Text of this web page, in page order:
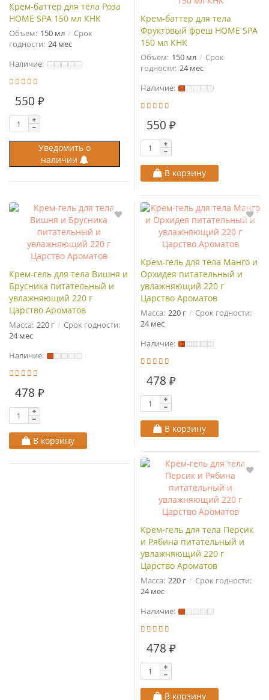
Крем-баттер для тела Роза
HOME SPA 150 мл КНК
Объем: 150 мл
Срок
годности: 24 мес
Наличие:
550 ₽
Уведомить о
наличии
Крем-баттер для тела
Фруктовый фреш HOME SPA
150 мл КНК
Объем: 150 мл
Срок
годности: 24 мес
Наличие:
550 ₽
В корзину
Крем-гель для тела Вишня и
Брусника питательный и
увлажняющий 220 г
Царство Ароматов
Масса: 220 г
Срок годности:
24 мес
Наличие:
478 ₽
В корзину
Крем-гель для тела Манго и
Орхидея питательный и
увлажняющий 220 г
Царство Ароматов
Масса: 220 г
Срок годности:
24 мес
Наличие:
478 ₽
В корзину
Крем-гель для тела Персик
и Рябина питательный и
увлажняющий 220 г
Царство Ароматов
Масса: 220 г
Срок годности:
24 мес
Наличие:
478 ₽
В корзину